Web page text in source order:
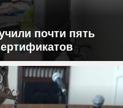
почти пять